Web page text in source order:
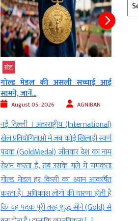
खेल
गोल्ड मेडल की असली सच्चाई आई
सामने, जानें...
August 05, 2026 AGNIBAN
नई दिल्ली । अंतरराष्ट्रीय (International)
खेल प्रतियोगिताओं में जब कोई खिलाड़ी स्वर्ण
पदक (GoldMedal) जीतकर देश का नाम
रोशन करता है, तब उसके गले में चमकता
गोल्ड मेडल हर किसी का ध्यान आकर्षित
करता है। अधिकांश लोगों की धारणा होती है
कि यह पदक पूरी तरह शुद्ध सोने (Gold) से